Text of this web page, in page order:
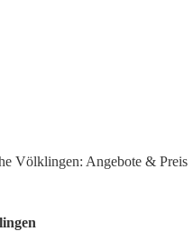
Völklingen: Angebote & Preis